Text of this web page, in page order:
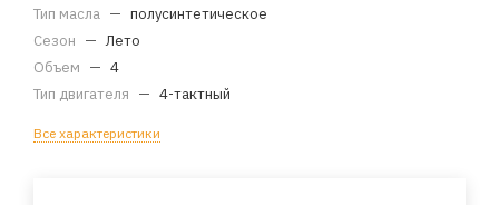
Тип масла — полусинтетическое
Сезон — Лето
Объем — 4
Тип двигателя — 4-тактный
Все характеристики